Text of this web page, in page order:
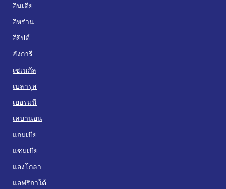
อินเดีย
อิหร่าน
อียิปต์
ฮังการี
เซเนกัล
เบลารุส
เยอรมนี
เลบานอน
แกมเบีย
แซมเบีย
แองโกลา
แอฟริกาใต้